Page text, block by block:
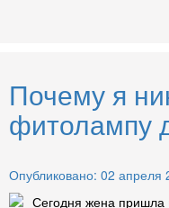
Почему я
фитолампу
Опубликовано: 02 апреля
Сегодня жена пришла